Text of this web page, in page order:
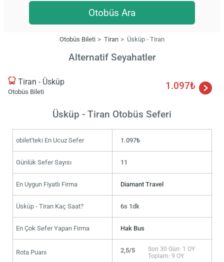
Otobüs Ara
Otobüs Bileti Tiran Üsküp - Tiran
Alternatif Seyahatler
Tiran - Üsküp
Otobüs Bileti
1.097₺
Üsküp - Tiran Otobüs Seferi
obilet'teki En Ucuz Sefer 1.097₺
Günlük Sefer Sayısı 11
En Uygun Fiyatlı Firma Diamant Travel
Üsküp - Tiran Kaç Saat? 6s 1dk
En Çok Sefer Yapan Firma Hak Bus
Rota Puanı 2,5/5
Son 30 Gün: 1 OY
Toplam: 9 OY